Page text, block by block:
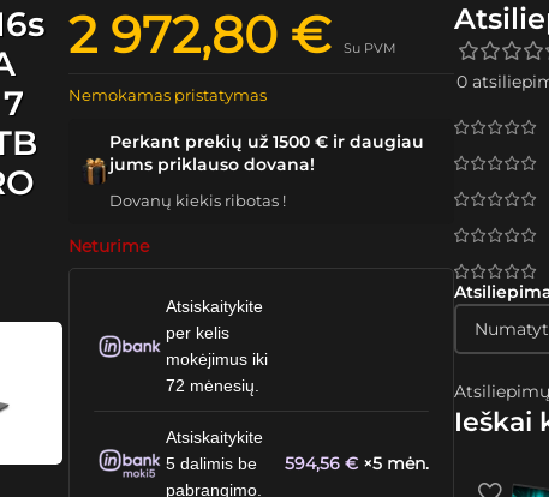
kad padidintumėte
2 972,80 € Su PVM
Nemokamas pristatymas
Perkant prekių už 1500 € ir daugiau
jums priklauso dovana!
Dovanų kiekis ribotas !
Neturime
Atsiskaitykite
per kelis
mokėjimus iki
72 mėnesių.
Atsiskaitykite
5 dalimis be
pabrangimo.
594,56 € ×5 mėn.
0
Ieškai